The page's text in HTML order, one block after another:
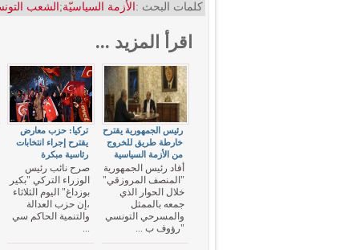
كلمات البحث : الأزمة السياسيّة; الشعب
اقرأ المزيد ...
تركيا: حزب معارض
يقترح إجراء انتخابات
رئاسية مبكرة
صرح نائب رئيس
الوزراء التركي "بكير
بوزداغ" اليوم الثلاثاء
،إن حزب العدالة
والتنمية الحاكم سي
...
رئيس الجمهورية يقترح
خارطة طريق للخروج
من الأزمة السياسية
أفاد رئيس الجمهورية
"المنصف المروزقي"
خلال الحوار الذي
جمعه بالممثل
والمسرحي التونسي
"رؤوف ب ...